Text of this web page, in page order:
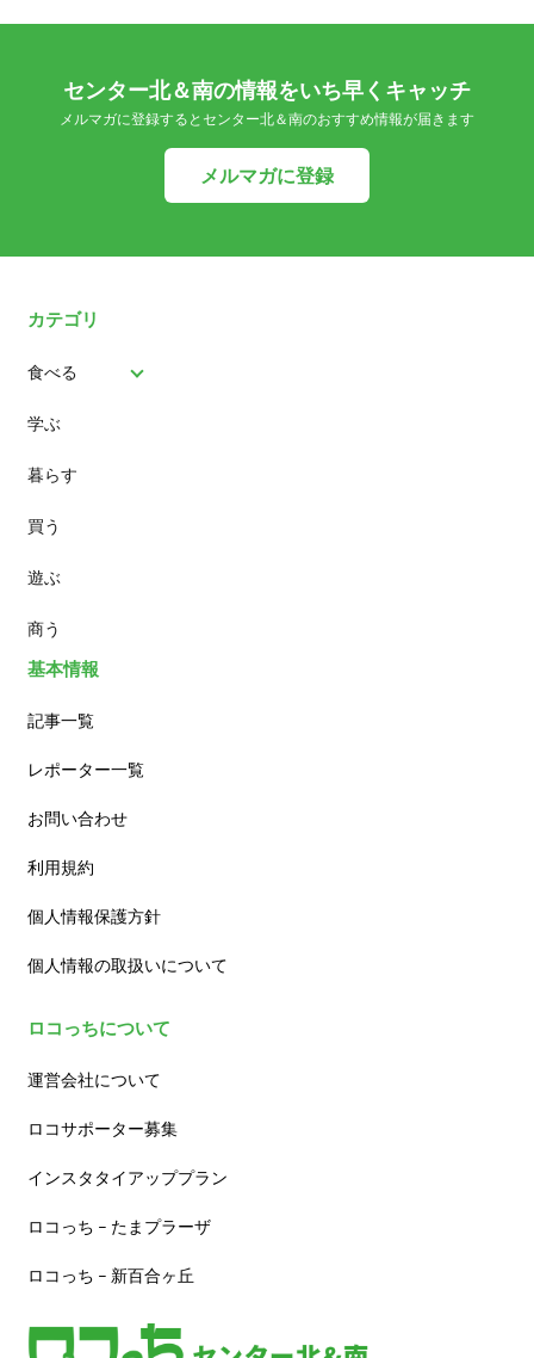
センター北＆南の情報をいち早くキャッチ
メルマガに登録するとセンター北＆南のおすすめ情報が届きます
メルマガに登録
カテゴリ
食べる
パン
スイーツ
ランチ
カフェ
学ぶ
暮らす
買う
遊ぶ
商う
基本情報
記事一覧
レポーター一覧
お問い合わせ
利用規約
個人情報保護方針
個人情報の取扱いについて
ロコっちについて
運営会社について
ロコサポーター募集
インスタタイアッププラン
ロコっち – たまプラーザ
ロコっち – 新百合ヶ丘